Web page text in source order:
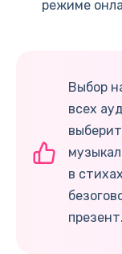
режиме
Выбор
всех
в
презент.